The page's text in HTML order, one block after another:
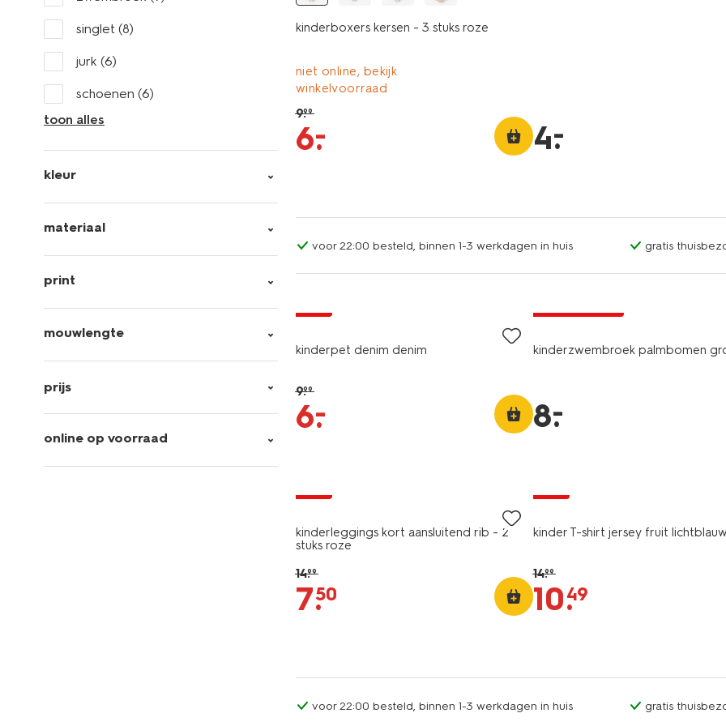
singlet (8)
jurk (6)
schoenen (6)
toon alles
kleur
materiaal
print
mouwlengte
prijs
online op voorraad
kinderboxers kersen - 3 stuks roze
niet online, bekijk
winkelvoorraad
9.99
6.
– 4.
–
voor 22:00 besteld, binnen 1-3 werkdagen in huis gratis
kinderpet denim denim
9.99
6.
–
kinderzwembroek palmbomen
8.
–
kinderleggings kort aansluitend rib - 2
stuks roze
14.99
7.
50
kinder T-shirt jersey fruit
14.99
10.
49
voor 22:00 besteld, binnen 1-3 werkdagen in huis gratis